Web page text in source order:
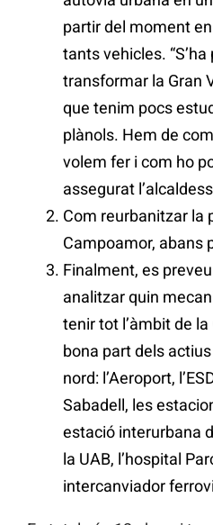
partir del moment
tants vehicles.
transformar la Gran
que tenim pocs
plànols. Hem de
volem fer i com ho
assegurat
Com reurbanitzar la
Campoamor, abans
Finalment, es
analitzar quin
tenir tot l’àmbit de la
bona part dels
nord: l’Aeroport,
Sabadell, les
estació interurbana
la UAB, l’hospital
intercanviador